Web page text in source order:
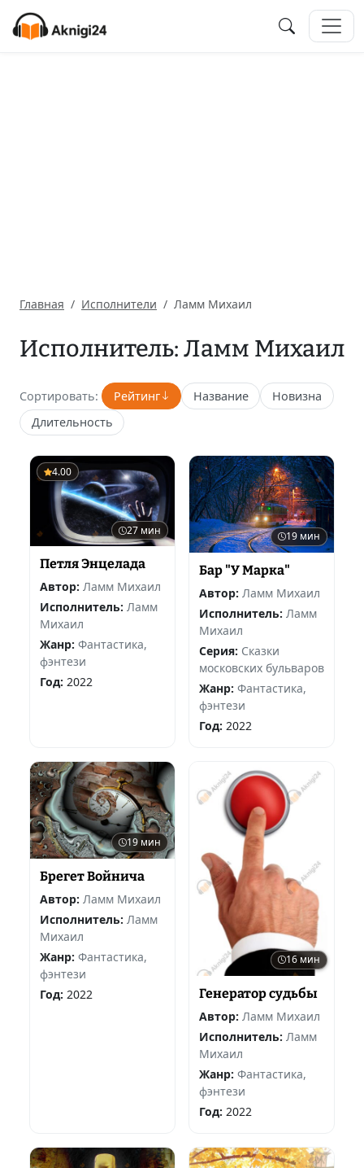
Главная Исполнители Ламм Михаил
Исполнитель: Ламм Михаил
Сортировать: Рейтинг Название
Новизна
Длительность
4.00
27 мин
Петля Энцелада
Автор: Ламм Михаил
Исполнитель: Ламм
Михаил
Жанр: Фантастика,
фэнтези
Год: 2022
19 мин
Бар "У Марка"
Автор: Ламм Михаил
Исполнитель: Ламм
Михаил
Серия: Сказки
московских бульваров
Жанр: Фантастика,
фэнтези
Год: 2022
19 мин
Брегет Войнича
Автор: Ламм Михаил
Исполнитель: Ламм
Михаил
Жанр: Фантастика,
фэнтези
Год: 2022
16 мин
Генератор судьбы
Автор: Ламм Михаил
Исполнитель: Ламм
Михаил
Жанр: Фантастика,
фэнтези
Год: 2022